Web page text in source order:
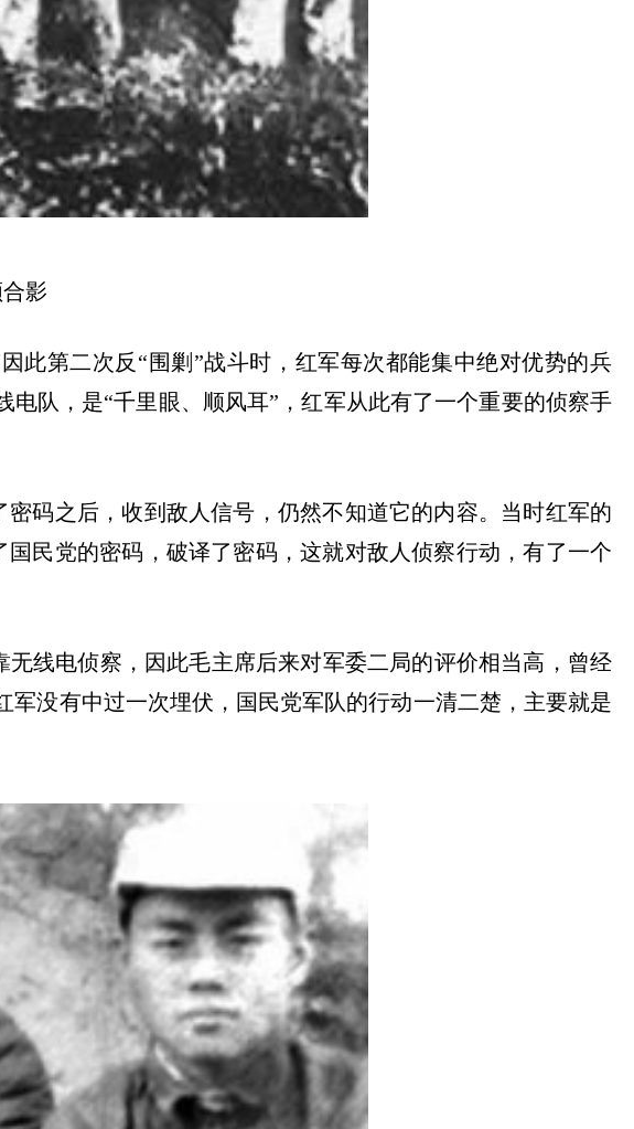
影
此第二次反 “ 围剿 ”战斗时，红军每次都能集中绝对优势的兵
电队，是“千里眼、顺风耳” ，红军从此有了一个重要的侦察手
码之后，收到敌人信号，仍然不知道它的内容。当时红军的
国民党的密码，破译了密码，这就对敌人侦察行动，有了一个
线电侦察，因此毛主席后来对军委二局的评价相当高，曾经
没有中过一次埋伏，国民党军队的行动一清二楚，主要就是